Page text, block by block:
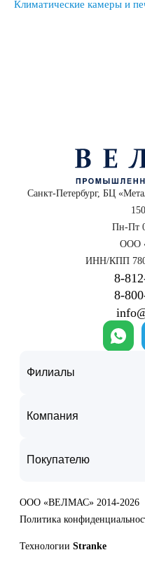
Климатические камеры и
Санкт-Петербург, БЦ
Пн-Пт
ООО
ИНН/КПП
Филиалы
Компания
Покупателю
ООО «ВЕЛМАС» 2014-2026
Политика
Технологии Stranke